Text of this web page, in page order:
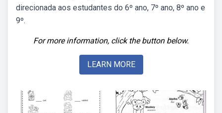
direcionada aos estudantes do 6º ano, 7º ano, 8º ano e
9º.
For more information, click the button below.
LEARN MORE